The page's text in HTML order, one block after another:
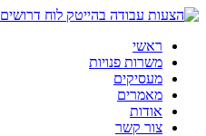
לוח דרושים
ראשי
משרות פנויות
מעסיקים
מאמרים
אודות
צור קשר